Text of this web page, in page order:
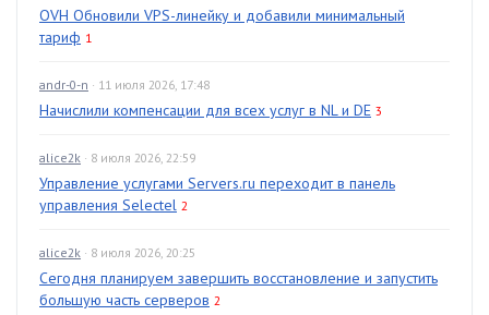
OVH Обновили VPS-линейку и добавили минимальный
тариф 1
andr-0-n · 11 июля 2026, 17:48
Начислили компенсации для всех услуг в NL и DE 3
alice2k · 8 июля 2026, 22:59
Управление услугами Servers.ru переходит в панель
управления Selectel 2
alice2k · 8 июля 2026, 20:25
Сегодня планируем завершить восстановление и запустить
большую часть серверов 2